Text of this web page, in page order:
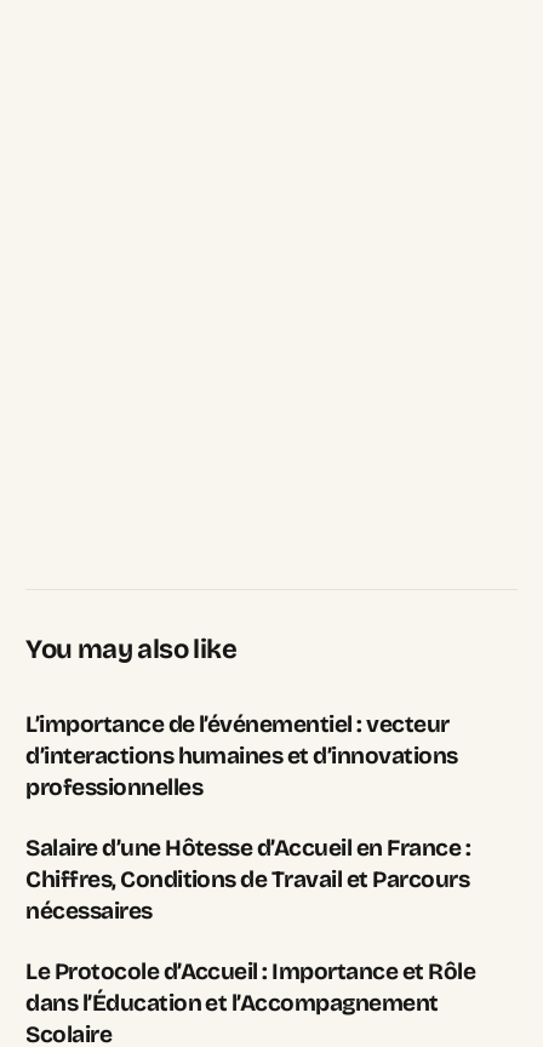
You may also like
L’importance de l’événementiel : vecteur
d’interactions humaines et d’innovations
professionnelles
Salaire d’une Hôtesse d’Accueil en France :
Chiffres, Conditions de Travail et Parcours
nécessaires
Le Protocole d’Accueil : Importance et Rôle
dans l’Éducation et l’Accompagnement
Scolaire